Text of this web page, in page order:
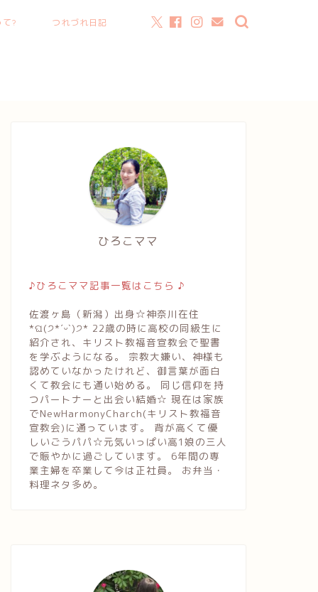
? つれづれ日記
ひろこママ
♪ひろこママ記事一覧はこちら ♪
佐渡ヶ島（新潟）出身☆神奈川在住
*ଘ(੭*ˊᵕˋ)੭* 22歳の時に高校の同級生に
紹介され、キリスト教福音宣教会で聖書
を学ぶようになる。 宗教大嫌い、神様も
認めていなかったけれど、御言葉が面白
くて教会にも通い始める。 同じ信仰を持
つパートナーと出会い結婚☆ 現在は家族
でNewHarmonyCharch(キリスト教福音
宣教会)に通っています。 背が高くて優
しいごうパパ☆元気いっぱい高1娘の三人
で賑やかに過ごしています。 6年間の専
業主婦を卒業して今は正社員。 お弁当・
料理ネタ多め。